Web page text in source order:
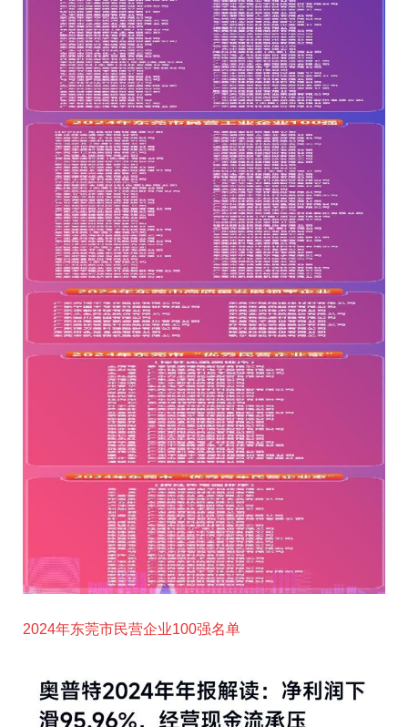
2024年东莞市民营企业100强名单